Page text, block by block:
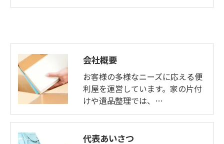
会社概要
お客様の多様なニーズに応える便
利屋を運営しています。家の片付
けや遺品整理では、…
代表あいさつ